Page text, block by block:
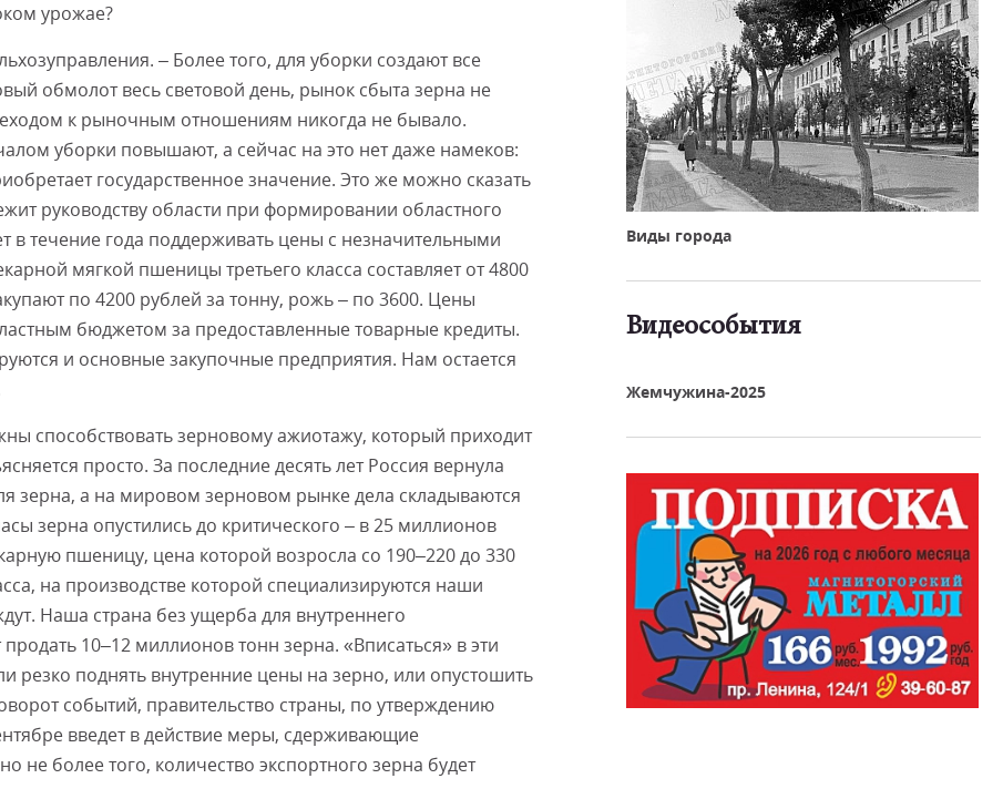
урожае?
– Более того, для уборки создают все
обмолот весь световой день, рынок сбыта зерна не
к рыночным отношениям никогда не бывало.
уборки повышают, а сейчас на это нет даже намеков:
государственное значение. Это же можно сказать
руководству области при формировании областного
в течение года поддерживать цены с незначительными
мягкой пшеницы третьего класса составляет от 4800
по 4200 рублей за тонну, рожь – по 3600. Цены
бюджетом за предоставленные товарные кредиты.
и основные закупочные предприятия. Нам остается
способствовать зерновому ажиотажу, который приходит
просто. За последние десять лет Россия вернула
зерна, а на мировом зерновом рынке дела складываются
зерна опустились до критического – в 25 миллионов
пшеницу, цена которой возросла со 190–220 до 330
на производстве которой специализируются наши
Наша страна без ущерба для внутреннего
10–12 миллионов тонн зерна. «Вписаться» в эти
резко поднять внутренние цены на зерно, или опустошить
событий, правительство страны, по утверждению
введет в действие меры, сдерживающие
не более того, количество экспортного зерна будет
Виды города
Видеособытия
Смотреть видео
Жемчужина-2025